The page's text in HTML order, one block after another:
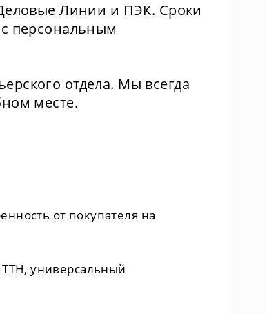
Линии и ПЭК. Сроки
персональным
отдела. Мы всегда
месте.
от покупателя на
универсальный